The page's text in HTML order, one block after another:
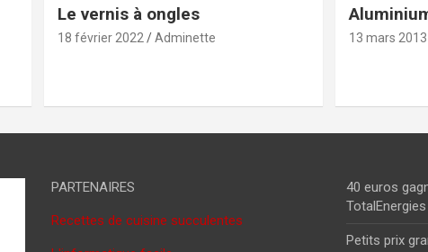
Le vernis à ongles
18 février 2022 Adminette 13 mars 2013
PARTENAIRES
Recettes de cuisine succulentes
40 euros
TotalEnergies
Petits prix